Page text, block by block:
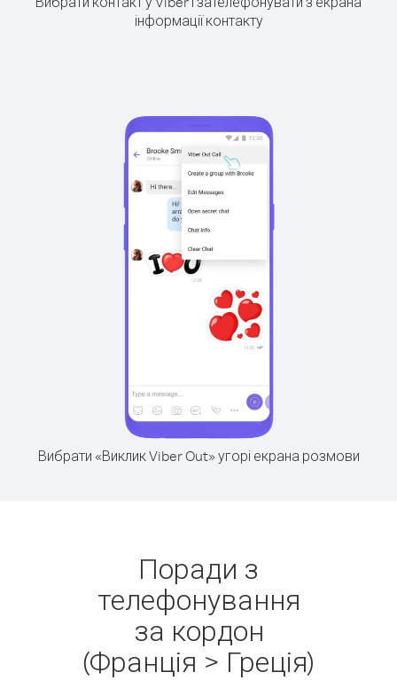
інформації контакту
Вибрати «Виклик Viber Out» угорі екрана розмови
Поради з
телефонування
за кордон
(Франція > Греція)